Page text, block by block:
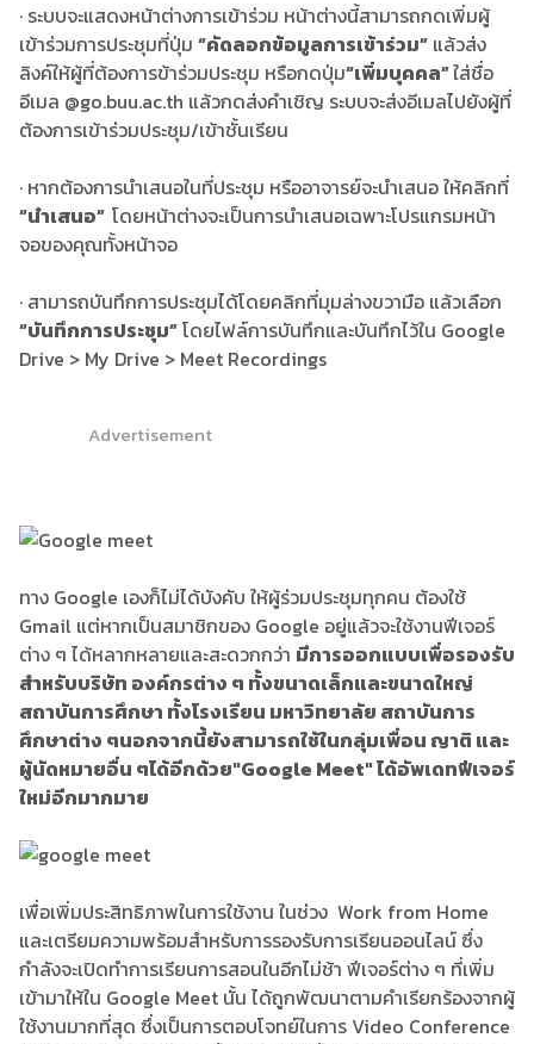
· ระบบจะแสดงหน้าต่างการเข้าร่วม หน้าต่างนี้สามารถกดเพิ่มผู้
เข้าร่วมการประชุมที่ปุ่ม “คัดลอกข้อมูลการเข้าร่วม” แล้วส่ง
ลิงค์ให้ผู้ที่ต้องการข้าร่วมประชุม หรือกดปุ่ม“เพิ่มบุคคล”ใส่ชื่อ
อีเมล @go.buu.ac.th แล้วกดส่งคำเชิญ ระบบจะส่งอีเมลไปยังผู้ที่
ต้องการเข้าร่วมประชุม/เข้าชั้นเรียน
· หากต้องการนำเสนอในที่ประชุม หรืออาจารย์จะนำเสนอ ให้คลิกที่
“นำเสนอ” โดยหน้าต่างจะเป็นการนำเสนอเฉพาะโปรแกรมหน้า
จอของคุณทั้งหน้าจอ
· สามารถบันทึกการประชุมได้โดยคลิกที่มุมล่างขวามือ แล้วเลือก
“บันทึกการประชุม”โดยไฟล์การบันทึกและบันทึกไว้ใน Google
Drive > My Drive > Meet Recordings
Advertisement
ทาง Google เองก็ไม่ได้บังคับ ให้ผู้ร่วมประชุมทุกคน ต้องใช้
Gmail แต่หากเป็นสมาชิกของ Google อยู่แล้วจะใช้งานฟีเจอร์
ต่าง ๆ ได้หลากหลายและสะดวกกว่า มีการออกแบบเพื่อรองรับ
สำหรับบริษัท องค์กรต่าง ๆ ทั้งขนาดเล็กและขนาดใหญ่
สถาบันการศึกษา ทั้งโรงเรียน มหาวิทยาลัย สถาบันการ
ศึกษาต่าง ๆนอกจากนี้ยังสามารถใช้ในกลุ่มเพื่อน ญาติ และ
ผู้นัดหมายอื่น ๆได้อีกด้วย"Google Meet" ได้อัพเดทฟีเจอร์
ใหม่อีกมากมาย
เพื่อเพิ่มประสิทธิภาพในการใช้งาน ในช่วง Work from Home
และเตรียมความพร้อมสำหรับการรองรับการเรียนออนไลน์ ซึ่ง
กำลังจะเปิดทำการเรียนการสอนในอีกไม่ช้า ฟีเจอร์ต่าง ๆ ที่เพิ่ม
เข้ามาให้ใน Google Meet นั้น ได้ถูกพัฒนาตามคำเรียกร้องจากผู้
ใช้งานมากที่สุด ซึ่งเป็นการตอบโจทย์ในการ Video Conference